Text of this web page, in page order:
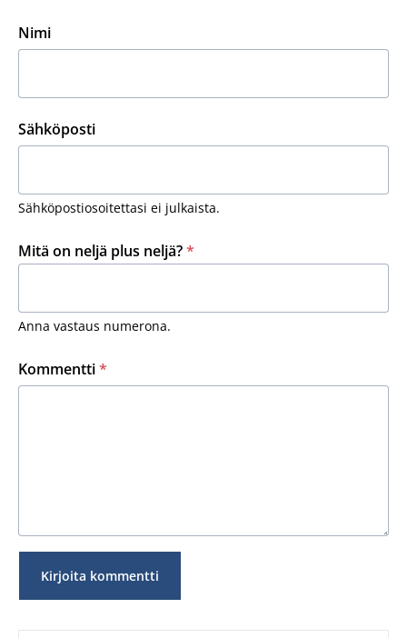
Nimi
Sähköposti
Sähköpostiosoitettasi ei julkaista.
Mitä on neljä plus neljä?*
Anna vastaus numerona.
Kommentti*